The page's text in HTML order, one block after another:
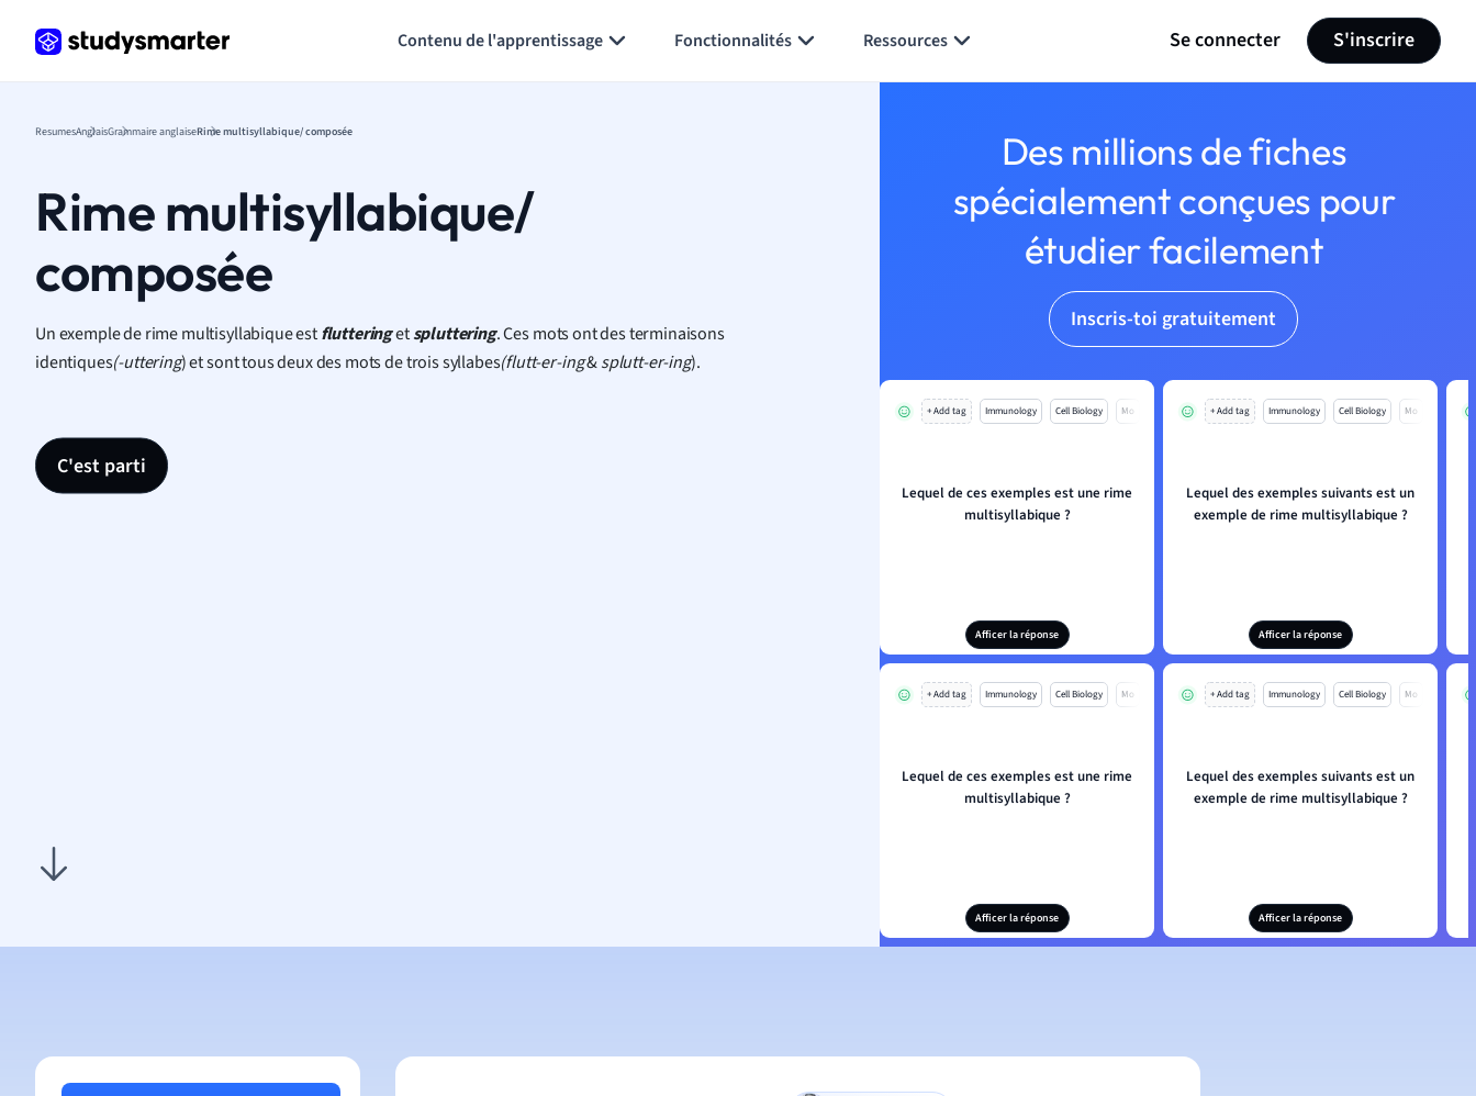
Contenu de l'apprentissage Fonctionnalités Ressources Se connecter S'inscrire
ResumesAnglaisGrammaire anglaiseRime multisyllabique/ composée
Rime multisyllabique/
composée
Un exemple de rime multisyllabique estflutteringetspluttering. Ces mots ont des terminaisons
identiques(-uttering) et sont tous deux des mots de trois syllabes(flutt-er-ing&splutt-er-ing).
C'est parti
Des millions de fiches
spécialement conçues pour
étudier facilement
Inscris-toi gratuitement
+ Add tag Immunology Cell Biology Mo
Lequel de ces exemples est une rime
multisyllabique ?
Afficer la réponse
+ Add tag Immunology Cell Biology Mo
Lequel des exemples suivants est un
exemple de rime multisyllabique ?
Afficer la réponse
+ Add tag Immunology Cell Biology Mo
Lequel de ces exemples est une rime
multisyllabique ?
Afficer la réponse
+ Add tag Immunology Cell Biology Mo
Lequel des exemples suivants est un
exemple de rime multisyllabique ?
Afficer la réponse